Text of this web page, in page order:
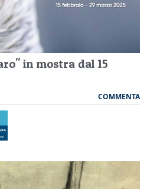
in mostra dal 15
COMMENTA